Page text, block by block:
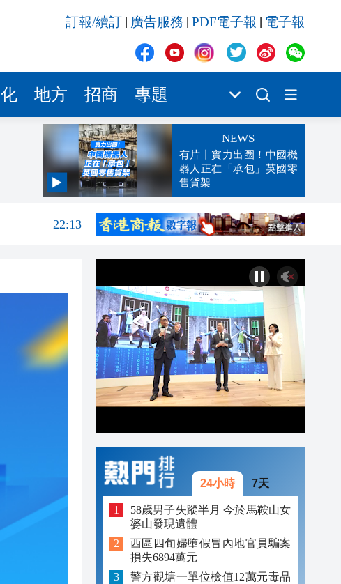
訂報/續訂 廣告服務 PDF電子報 電子報
地方 招商 專題
NEWS
有片丨實力出圈！中國機
器人正在「承包」英國零
售貨架
22:22
22:13
21:30
21:29
24小時 7天
58歲男子失蹤半月 今於馬鞍山女
婆山發現遺體
西區四旬婦墮假冒內地官員騙案
損失6894萬元
警方觀塘一單位檢值12萬元毒品